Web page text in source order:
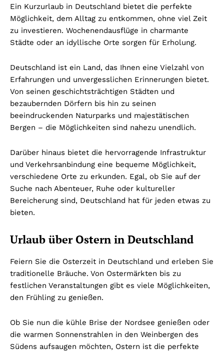
Ein Kurzurlaub in Deutschland bietet die perfekte
Möglichkeit, dem Alltag zu entkommen, ohne viel Zeit
zu investieren. Wochenendausflüge in charmante
Städte oder an idyllische Orte sorgen für Erholung.
Deutschland ist ein Land, das Ihnen eine Vielzahl von
Erfahrungen und unvergesslichen Erinnerungen bietet.
Von seinen geschichtsträchtigen Städten und
bezaubernden Dörfern bis hin zu seinen
beeindruckenden Naturparks und majestätischen
Bergen – die Möglichkeiten sind nahezu unendlich.
Darüber hinaus bietet die hervorragende Infrastruktur
und Verkehrsanbindung eine bequeme Möglichkeit,
verschiedene Orte zu erkunden. Egal, ob Sie auf der
Suche nach Abenteuer, Ruhe oder kultureller
Bereicherung sind, Deutschland hat für jeden etwas zu
bieten.
Urlaub über Ostern in Deutschland
Feiern Sie die Osterzeit in Deutschland und erleben Sie
traditionelle Bräuche. Von Ostermärkten bis zu
festlichen Veranstaltungen gibt es viele Möglichkeiten,
den Frühling zu genießen.
Ob Sie nun die kühle Brise der Nordsee genießen oder
die warmen Sonnenstrahlen in den Weinbergen des
Südens aufsaugen möchten, Ostern ist die perfekte